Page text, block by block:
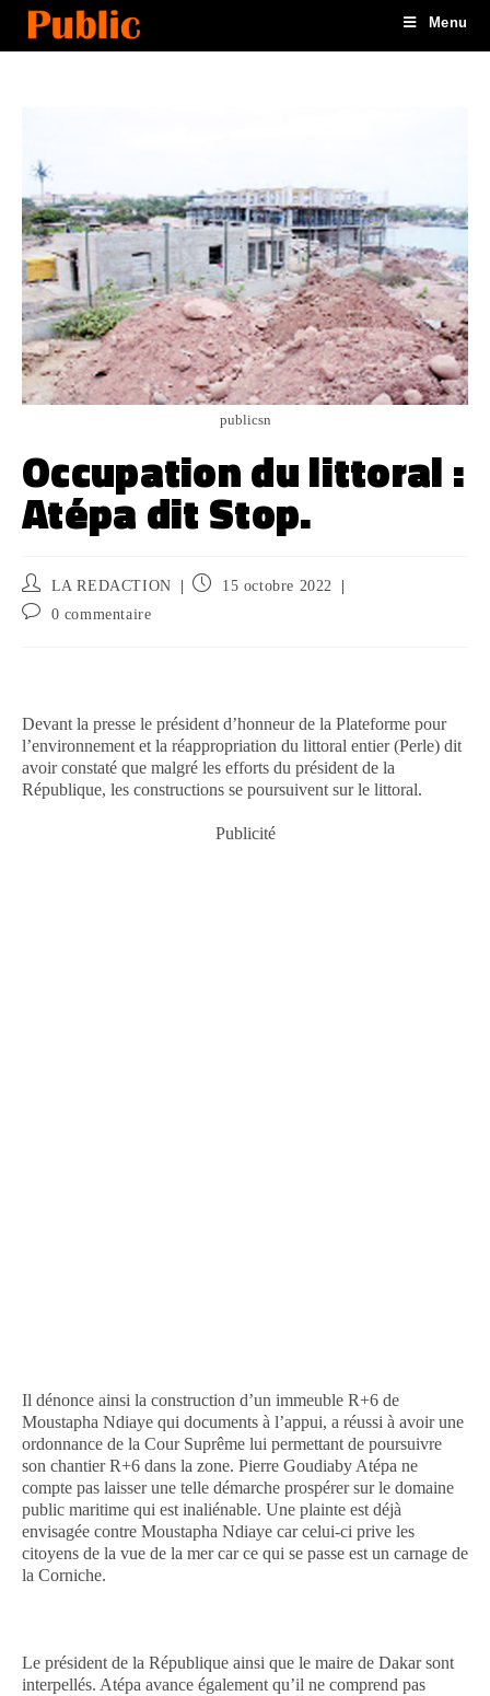
Menu
publicsn
Occupation du littoral :
Atépa dit Stop.
LA REDACTION
15 octobre 2022
0 commentaire
Devant la presse le président d’honneur de la Plateforme pour
l’environnement et la réappropriation du littoral entier (Perle) dit
avoir constaté que malgré les efforts du président de la
République, les constructions se poursuivent sur le littoral.
Publicité
Il dénonce ainsi la construction d’un immeuble R+6 de
Moustapha Ndiaye qui documents à l’appui, a réussi à avoir une
ordonnance de la Cour Suprême lui permettant de poursuivre
son chantier R+6 dans la zone. Pierre Goudiaby Atépa ne
compte pas laisser une telle démarche prospérer sur le domaine
public maritime qui est inaliénable. Une plainte est déjà
envisagée contre Moustapha Ndiaye car celui-ci prive les
citoyens de la vue de la mer car ce qui se passe est un carnage de
la Corniche.
Le président de la République ainsi que le maire de Dakar sont
interpellés. Atépa avance également qu’il ne comprend pas